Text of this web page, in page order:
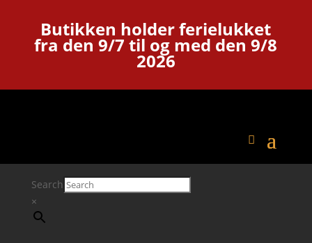
Butikken holder ferielukket
fra den 9/7 til og med den 9/8
2026
Search
×